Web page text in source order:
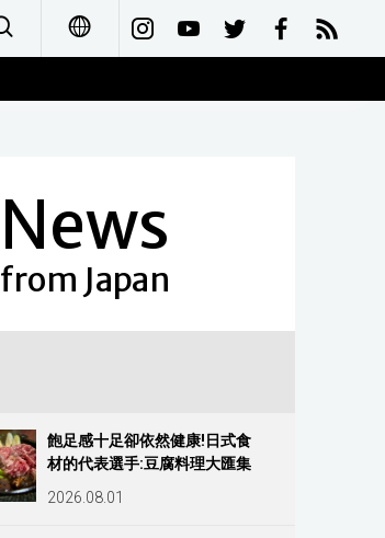
Français
News
from Japan
飽足感十足卻依然健康!日式食
材的代表選手:豆腐料理大匯集
2026.08.01